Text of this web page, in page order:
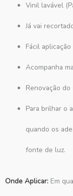
Vinil lavável
Já vai
Fácil
Acompanha
Renovação do
Para brilhar o
quando os
fonte de luz.
Onde Aplicar: Em